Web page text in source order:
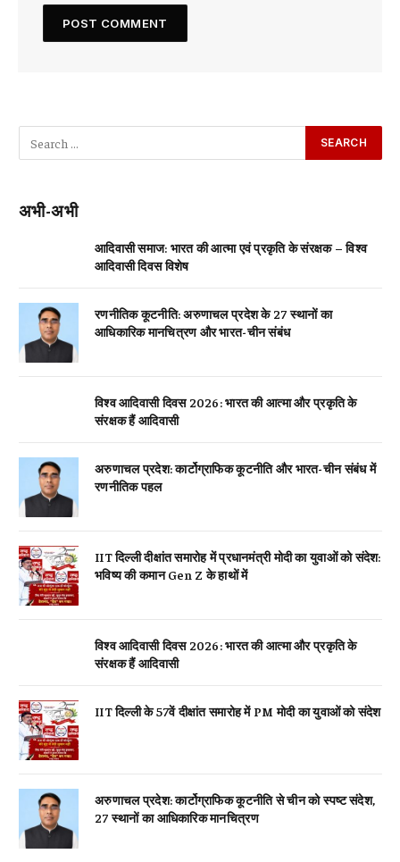
अभी-अभी
आदिवासी समाज: भारत की आत्मा एवं प्रकृति के संरक्षक – विश्व
आदिवासी दिवस विशेष
रणनीतिक कूटनीति: अरुणाचल प्रदेश के 27 स्थानों का
आधिकारिक मानचित्रण और भारत-चीन संबंध
विश्व आदिवासी दिवस 2026: भारत की आत्मा और प्रकृति के
संरक्षक हैं आदिवासी
अरुणाचल प्रदेश: कार्टोग्राफिक कूटनीति और भारत-चीन संबंध में
रणनीतिक पहल
IIT दिल्ली दीक्षांत समारोह में प्रधानमंत्री मोदी का युवाओं को संदेश:
भविष्य की कमान Gen Z के हाथों में
विश्व आदिवासी दिवस 2026: भारत की आत्मा और प्रकृति के
संरक्षक हैं आदिवासी
IIT दिल्ली के 57वें दीक्षांत समारोह में PM मोदी का युवाओं को संदेश
अरुणाचल प्रदेश: कार्टोग्राफिक कूटनीति से चीन को स्पष्ट संदेश,
27 स्थानों का आधिकारिक मानचित्रण